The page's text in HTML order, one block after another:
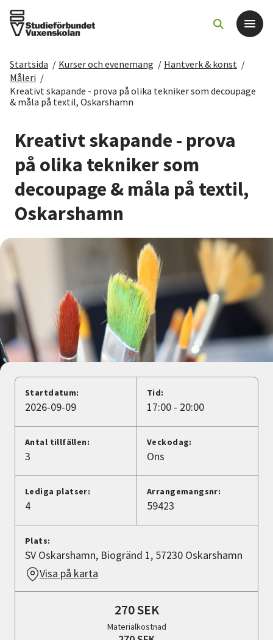
Det här gör vi
För dig som
Sök kurser och evenemang
Om SV
Starta studiecirkel
Cirkelledare
Nyheter
Avdelningar
Lyssna
Startsida / Kurser och evenemang / Hantverk & konst /
Måleri /
Kreativt skapande - prova på olika tekniker som decoupage
& måla på textil, Oskarshamn
Kreativt skapande - prova
på olika tekniker som
decoupage & måla på textil,
Oskarshamn
Startdatum:
2026-09-09
Tid:
17:00 - 20:00
Antal tillfällen:
3
Veckodag:
Ons
Lediga platser:
4
Arrangemangsnr:
59423
Plats:
SV Oskarshamn, Biogränd 1, 57230 Oskarshamn
Visa på karta
270 SEK
Materialkostnad